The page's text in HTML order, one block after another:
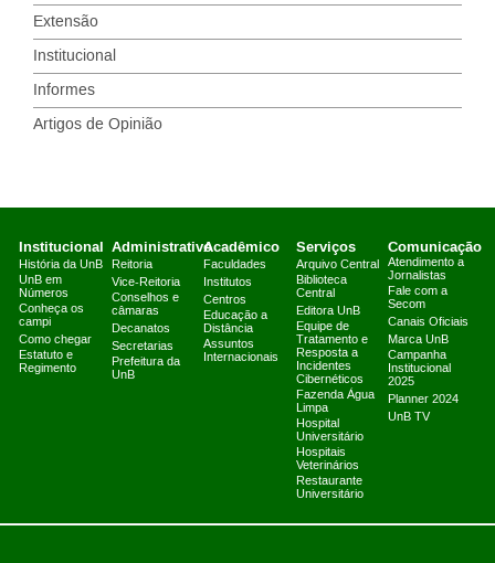
Extensão
Institucional
Informes
Artigos de Opinião
Institucional
História da UnB
UnB em
Números
Conheça os
campi
Como chegar
Estatuto e
Regimento
Administrativo
Reitoria
Vice-Reitoria
Conselhos e
câmaras
Decanatos
Secretarias
Prefeitura da
UnB
Acadêmico
Faculdades
Institutos
Centros
Educação a
Distância
Assuntos
Internacionais
Serviços
Arquivo Central
Biblioteca
Central
Editora UnB
Equipe de
Tratamento e
Resposta a
Incidentes
Cibernéticos
Fazenda Água
Limpa
Hospital
Universitário
Hospitais
Veterinários
Restaurante
Universitário
Comunicação
Atendimento a
Jornalistas
Fale com a
Secom
Canais Oficiais
Marca UnB
Campanha
Institucional
2025
Planner 2024
UnB TV